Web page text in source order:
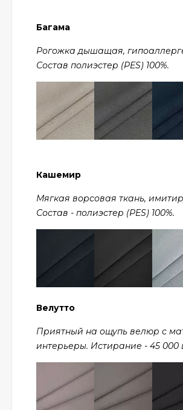
Багама
Рогожка дышащая,
Состав полиэстер (PES) 100%.
Кашемир
Мягкая ворсовая ткань,
Состав - полиэстер (PES) 100%.
Велутто
Приятный на ощупь велюр с
интерьеры. Истирание - 45 000